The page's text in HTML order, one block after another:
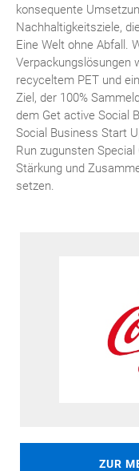
konsequente
Nachhaltigkeitsziele,
Eine Welt ohne Abfall.
Verpackungslösungen
recyceltem PET und
Ziel, der 100%
dem Get active Social
Social Business Start
Run zugunsten
Stärkung und
setzen.
ZUR